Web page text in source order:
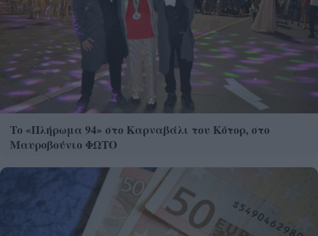
Το «Πλήρωμα 94» στο Καρναβάλι του Κότορ, στο
Μαυροβούνιο ΦΩΤΟ